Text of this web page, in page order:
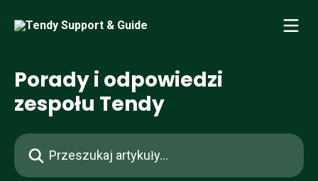
Porady i odpowiedzi
zespołu Tendy
Przeszukaj artykuły...